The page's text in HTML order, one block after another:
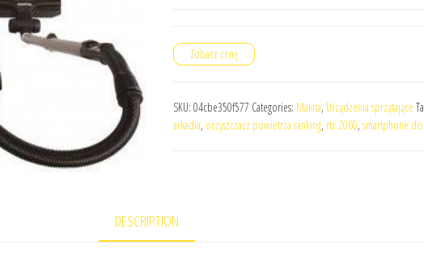
Zobacz cenę
SKU: 04cbe350f577 Categories: Makita, Urządzenia sprzątające
arkadia, oczyszczacz powietrza ranking, rtx 2060, smartphone
DESCRIPTION